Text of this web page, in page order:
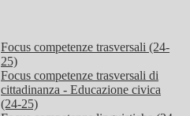
Focus competenze trasversali (24-
25)
Focus competenze trasversali di
cittadinanza - Educazione civica
(24-25)